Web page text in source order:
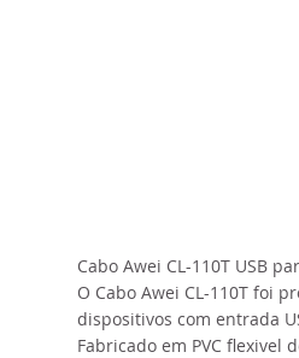
Cabo Awei CL-110T USB
O Cabo Awei CL-110T foi
dispositivos com entrada
Fabricado em PVC